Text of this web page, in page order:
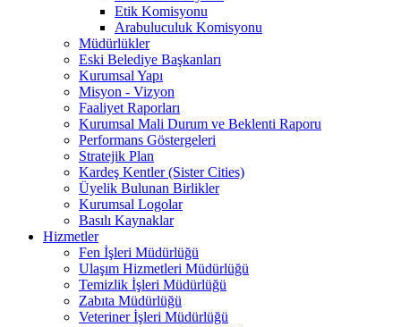
Etik Komisyonu
Arabuluculuk Komisyonu
Müdürlükler
Eski Belediye Başkanları
Kurumsal Yapı
Misyon - Vizyon
Faaliyet Raporları
Kurumsal Mali Durum ve Beklenti Raporu
Performans Göstergeleri
Stratejik Plan
Kardeş Kentler (Sister Cities)
Üyelik Bulunan Birlikler
Kurumsal Logolar
Basılı Kaynaklar
Hizmetler
Fen İşleri Müdürlüğü
Ulaşım Hizmetleri Müdürlüğü
Temizlik İşleri Müdürlüğü
Zabıta Müdürlüğü
Veteriner İşleri Müdürlüğü